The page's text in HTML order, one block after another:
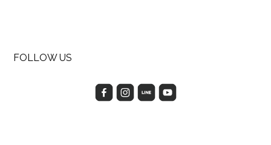
FOLLOW US